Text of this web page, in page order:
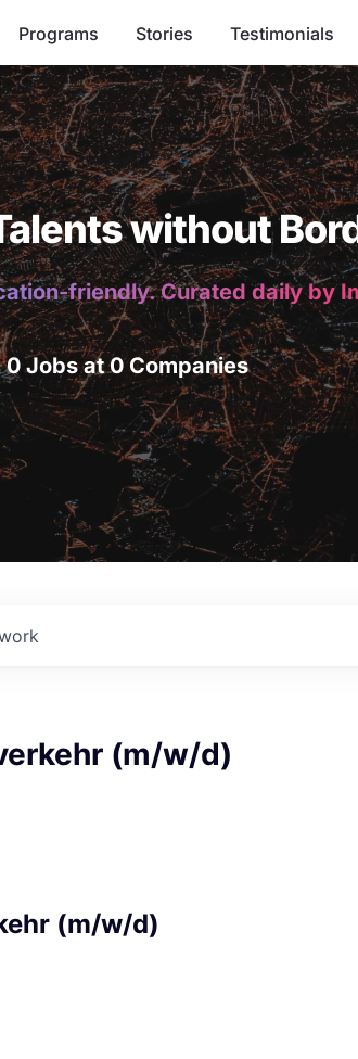
Programs Stories Testimonials
without
friendly. Curated daily by
0 Jobs at 0 Companies
(m/w/d)
(m/w/d)